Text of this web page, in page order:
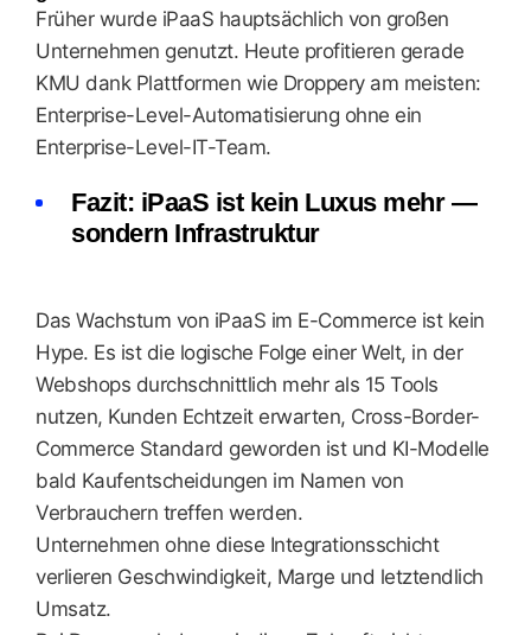
Früher wurde iPaaS hauptsächlich von großen
Unternehmen genutzt. Heute profitieren gerade
KMU dank Plattformen wie Droppery am meisten:
Enterprise-Level-Automatisierung ohne ein
Enterprise-Level-IT-Team.
Fazit: iPaaS ist kein Luxus mehr —
sondern Infrastruktur
Das Wachstum von iPaaS im E-Commerce ist kein
Hype. Es ist die logische Folge einer Welt, in der
Webshops durchschnittlich mehr als 15 Tools
nutzen, Kunden Echtzeit erwarten, Cross-Border-
Commerce Standard geworden ist und KI-Modelle
bald Kaufentscheidungen im Namen von
Verbrauchern treffen werden.
Unternehmen ohne diese Integrationsschicht
verlieren Geschwindigkeit, Marge und letztendlich
Umsatz.